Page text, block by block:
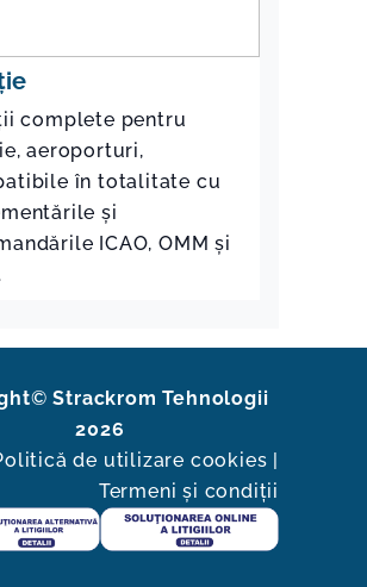
complete pentru
aeroporturi,
în totalitate cu
și
ICAO, OMM și
©Strackrom Tehnologii
2026
de utilizare cookies |
Termeni și condiții